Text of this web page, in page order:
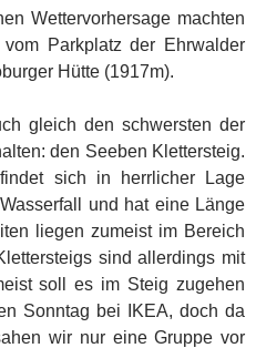
Wettervorhersage machten
Parkplatz der Ehrwalder
Hütte (1917m).
gleich den schwersten der
den Seeben Klettersteig.
sich in herrlicher Lage
und hat eine Länge
liegen zumeist im Bereich
sind allerdings mit
soll es im Steig zugehen
Sonntag bei IKEA, doch da
wir nur eine Gruppe vor